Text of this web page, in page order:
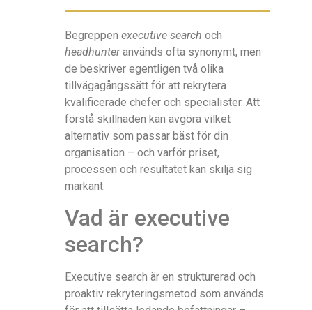
Begreppen executive search och
headhunteranvänds ofta synonymt, men
de beskriver egentligen två olika
tillvägagångssätt för att rekrytera
kvalificerade chefer och specialister. Att
förstå skillnaden kan avgöra vilket
alternativ som passar bäst för din
organisation – och varför priset,
processen och resultatet kan skilja sig
markant.
Vad är executive
search?
Executive search är en strukturerad och
proaktiv rekryteringsmetod som används